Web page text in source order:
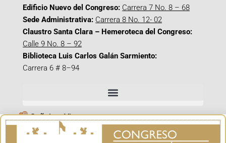
Edificio Nuevo del Congreso: Carrera 7 No. 8 – 68
Sede Administrativa: Carrera 8 No. 12- 02
Claustro Santa Clara – Hemeroteca del Congreso:
Calle 9 No. 8 – 92
Biblioteca Luis Carlos Galán Sarmiento:
Carrera 6 # 8–94
Señal en Vivo
Facebook_@CamaraColombia